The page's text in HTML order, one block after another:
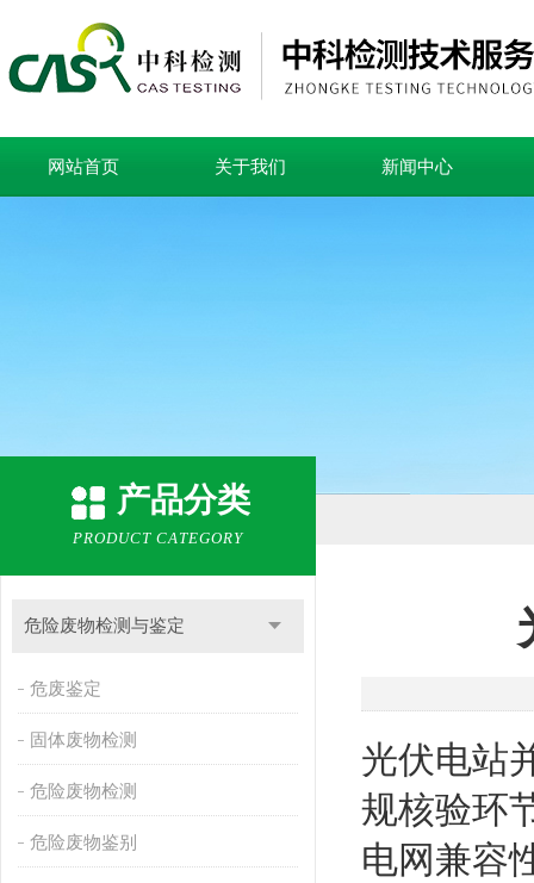
网站首页 关于我们 新闻中心
产品分类
PRODUCT CATEGORY
危险废物检测与鉴定
危废鉴定
固体废物检测
危险废物检测
危险废物鉴别
光伏电站
规核验环
电网兼容